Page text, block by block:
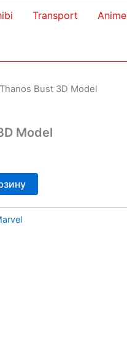
Transport Anime
Bust 3D Model
Model